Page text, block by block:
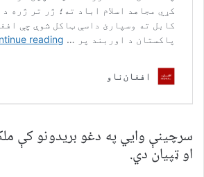
سرچینې وایي په دغو بریدونو کې
او ټپیان دي.